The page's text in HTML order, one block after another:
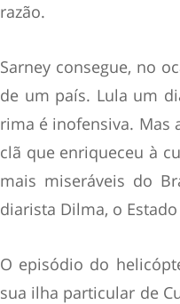
razão.
Sarney consegue, no
de um país. Lula um
rima é inofensiva. Mas
clã que enriqueceu à
mais miseráveis do
diarista Dilma, o
O episódio do
sua ilha particular de